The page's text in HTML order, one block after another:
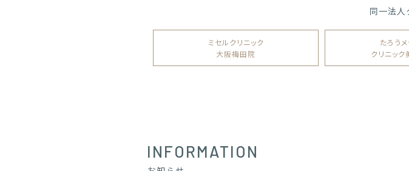
同一法人
ミセルクリニック
大阪梅田院
たろう
クリニッ
INFORMATION